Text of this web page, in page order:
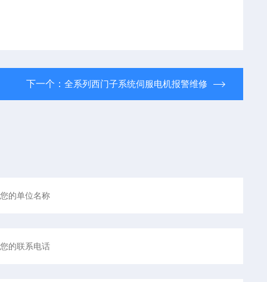
下一个： 全系列西门子系统伺服电机报警维修